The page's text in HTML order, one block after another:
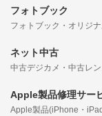
フォトブック
フォトブック・オリジ
ネット中古
中古デジカメ・中古レ
Apple製品修理サー
Apple製品(iPhone・